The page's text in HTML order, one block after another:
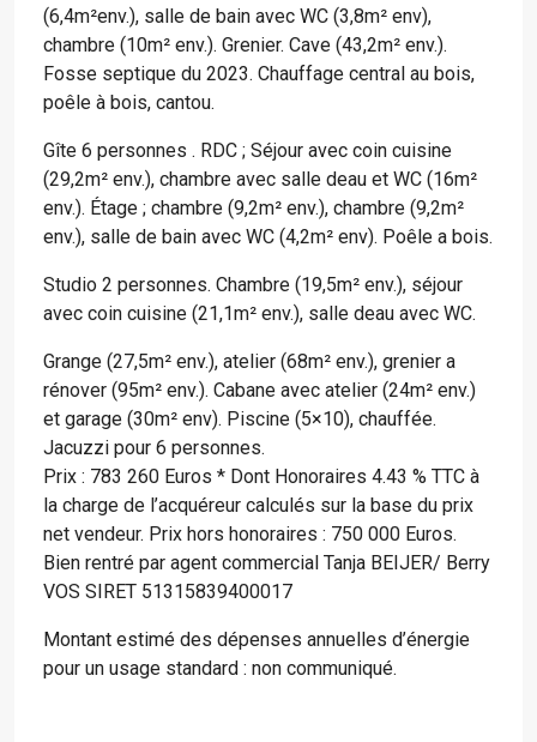
(6,4m²env.), salle de bain avec WC (3,8m² env),
chambre (10m² env.). Grenier. Cave (43,2m² env.).
Fosse septique du 2023. Chauffage central au bois,
poêle à bois, cantou.
Gîte 6 personnes . RDC ; Séjour avec coin cuisine
(29,2m² env.), chambre avec salle deau et WC (16m²
env.). Étage ; chambre (9,2m² env.), chambre (9,2m²
env.), salle de bain avec WC (4,2m² env). Poêle a bois.
Studio 2 personnes. Chambre (19,5m² env.), séjour
avec coin cuisine (21,1m² env.), salle deau avec WC.
Grange (27,5m² env.), atelier (68m² env.), grenier a
rénover (95m² env.). Cabane avec atelier (24m² env.)
et garage (30m² env). Piscine (5×10), chauffée.
Jacuzzi pour 6 personnes.
Prix : 783 260 Euros * Dont Honoraires 4.43 % TTC à
la charge de l’acquéreur calculés sur la base du prix
net vendeur. Prix hors honoraires : 750 000 Euros.
Bien rentré par agent commercial Tanja BEIJER/ Berry
VOS SIRET 51315839400017
Montant estimé des dépenses annuelles d’énergie
pour un usage standard : non communiqué.